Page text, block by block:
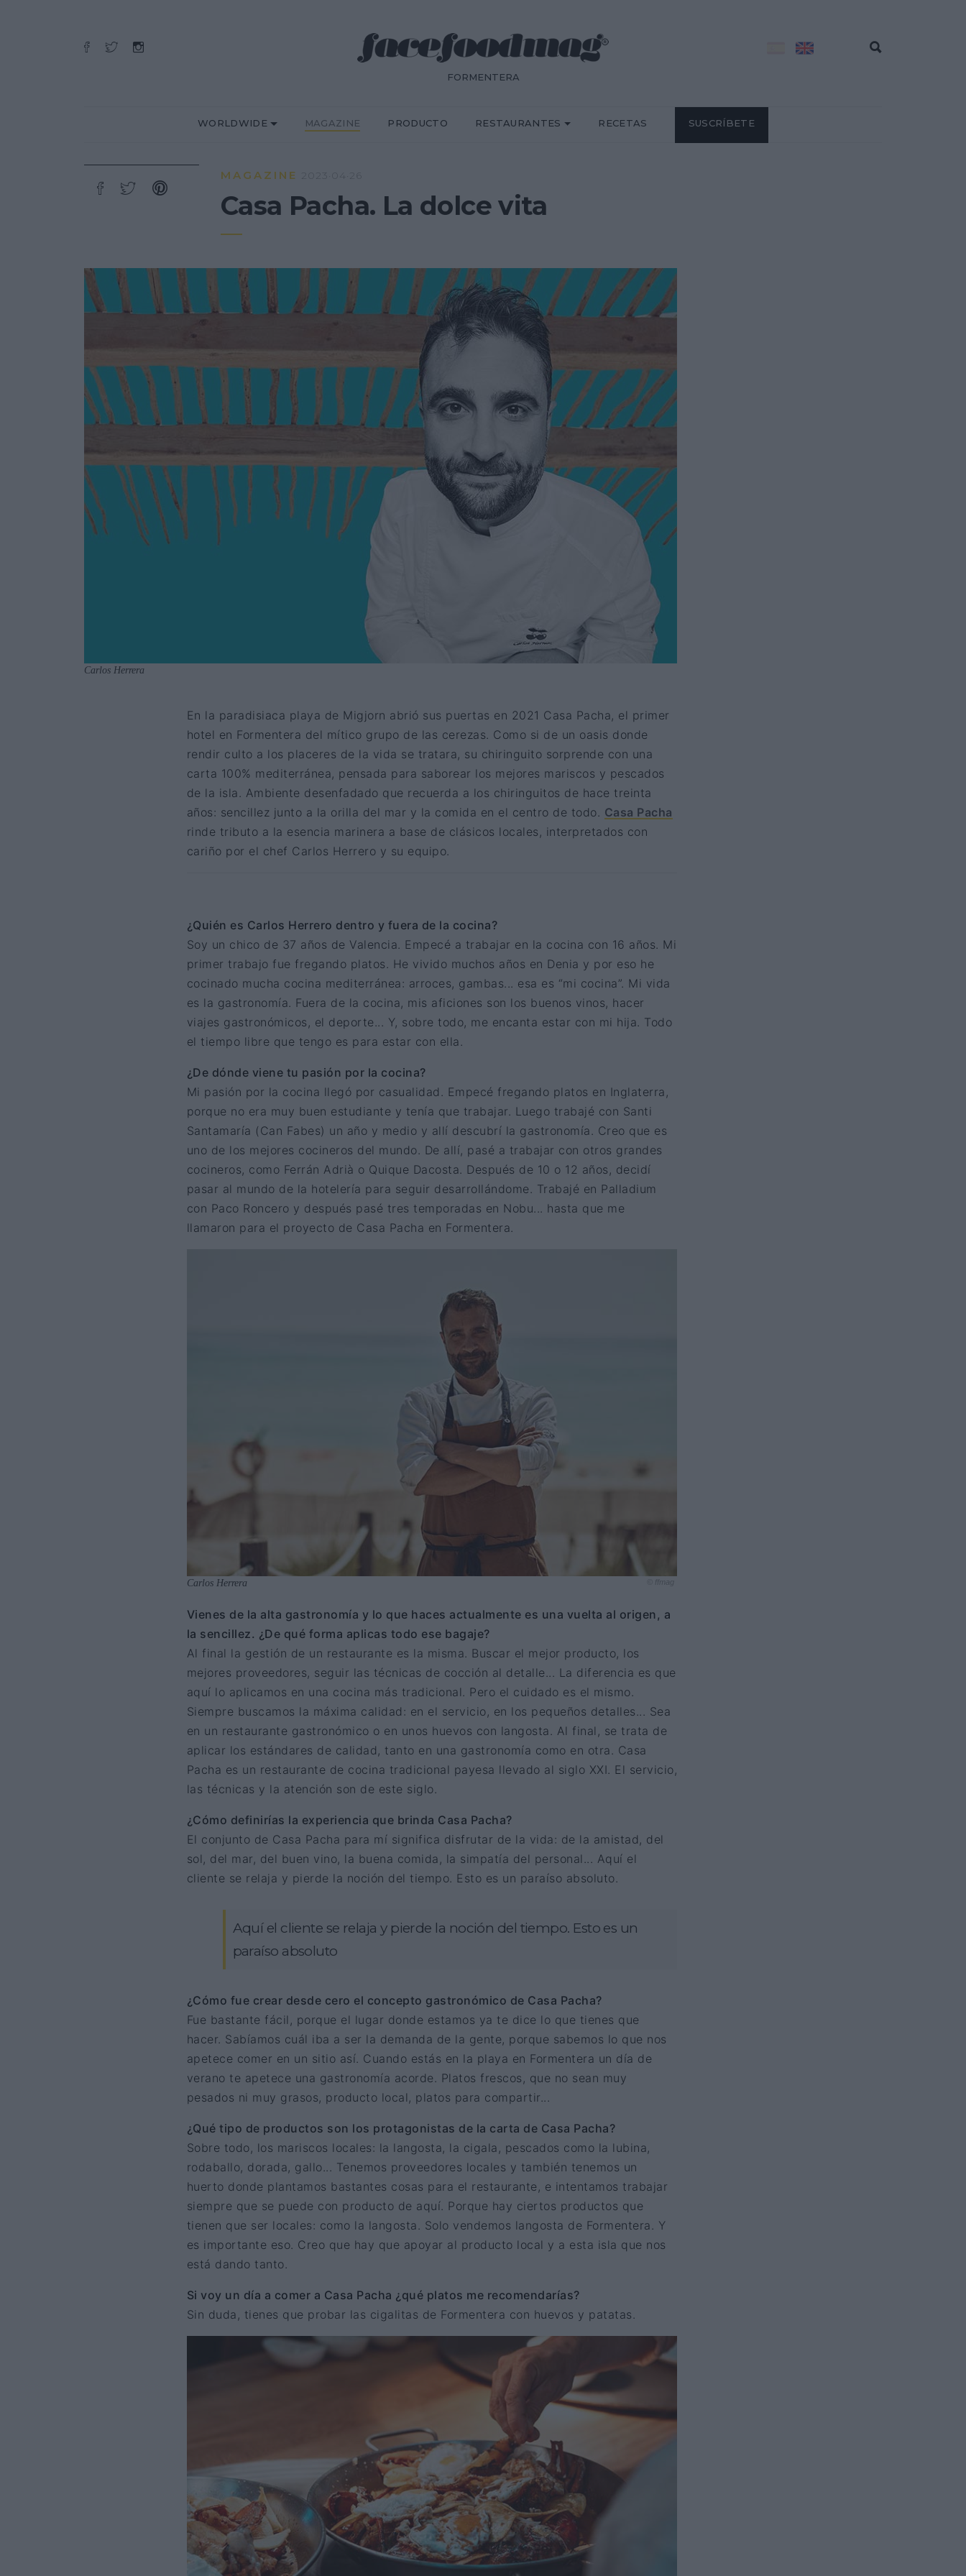
FORMENTERA
WORLDWIDE MAGAZINE PRODUCTO RESTAURANTES RECETAS SUSCRÍBETE
MAGAZINE 2023·04·26
Casa Pacha. La dolce vita
Carlos Herrera
En la paradisiaca playa de Migjorn abrió sus puertas en 2021 Casa Pacha, el primer
hotel en Formentera del mítico grupo de las cerezas. Como si de un oasis donde
rendir culto a los placeres de la vida se tratara, su chiringuito sorprende con una
carta 100% mediterránea, pensada para saborear los mejores mariscos y pescados
de la isla. Ambiente desenfadado que recuerda a los chiringuitos de hace treinta
años: sencillez junto a la orilla del mar y la comida en el centro de todo. Casa Pacha
rinde tributo a la esencia marinera a base de clásicos locales, interpretados con
cariño por el chef Carlos Herrero y su equipo.
¿Quién es Carlos Herrero dentro y fuera de la cocina?
Soy un chico de 37 años de Valencia. Empecé a trabajar en la cocina con 16 años. Mi
primer trabajo fue fregando platos. He vivido muchos años en Denia y por eso he
cocinado mucha cocina mediterránea: arroces, gambas... esa es “mi cocina”. Mi vida
es la gastronomía. Fuera de la cocina, mis aficiones son los buenos vinos, hacer
viajes gastronómicos, el deporte... Y, sobre todo, me encanta estar con mi hija. Todo
el tiempo libre que tengo es para estar con ella.
¿De dónde viene tu pasión por la cocina?
Mi pasión por la cocina llegó por casualidad. Empecé fregando platos en Inglaterra,
porque no era muy buen estudiante y tenía que trabajar. Luego trabajé con Santi
Santamaría (Can Fabes) un año y medio y allí descubrí la gastronomía. Creo que es
uno de los mejores cocineros del mundo. De allí, pasé a trabajar con otros grandes
cocineros, como Ferrán Adrià o Quique Dacosta. Después de 10 o 12 años, decidí
pasar al mundo de la hotelería para seguir desarrollándome. Trabajé en Palladium
con Paco Roncero y después pasé tres temporadas en Nobu... hasta que me
llamaron para el proyecto de Casa Pacha en Formentera.
Carlos Herrera © ffmag
Vienes de la alta gastronomía y lo que haces actualmente es una vuelta al origen, a
la sencillez. ¿De qué forma aplicas todo ese bagaje?
Al final la gestión de un restaurante es la misma. Buscar el mejor producto, los
mejores proveedores, seguir las técnicas de cocción al detalle... La diferencia es que
aquí lo aplicamos en una cocina más tradicional. Pero el cuidado es el mismo.
Siempre buscamos la máxima calidad: en el servicio, en los pequeños detalles... Sea
en un restaurante gastronómico o en unos huevos con langosta. Al final, se trata de
aplicar los estándares de calidad, tanto en una gastronomía como en otra. Casa
Pacha es un restaurante de cocina tradicional payesa llevado al siglo XXI. El servicio,
las técnicas y la atención son de este siglo.
¿Cómo definirías la experiencia que brinda Casa Pacha?
El conjunto de Casa Pacha para mí significa disfrutar de la vida: de la amistad, del
sol, del mar, del buen vino, la buena comida, la simpatía del personal... Aquí el
cliente se relaja y pierde la noción del tiempo. Esto es un paraíso absoluto.
Aquí el cliente se relaja y pierde la noción del tiempo. Esto es un
paraíso absoluto
¿Cómo fue crear desde cero el concepto gastronómico de Casa Pacha?
Fue bastante fácil, porque el lugar donde estamos ya te dice lo que tienes que
hacer. Sabíamos cuál iba a ser la demanda de la gente, porque sabemos lo que nos
apetece comer en un sitio así. Cuando estás en la playa en Formentera un día de
verano te apetece una gastronomía acorde. Platos frescos, que no sean muy
pesados ni muy grasos, producto local, platos para compartir...
¿Qué tipo de productos son los protagonistas de la carta de Casa Pacha?
Sobre todo, los mariscos locales: la langosta, la cigala, pescados como la lubina,
rodaballo, dorada, gallo... Tenemos proveedores locales y también tenemos un
huerto donde plantamos bastantes cosas para el restaurante, e intentamos trabajar
siempre que se puede con producto de aquí. Porque hay ciertos productos que
tienen que ser locales: como la langosta. Solo vendemos langosta de Formentera. Y
es importante eso. Creo que hay que apoyar al producto local y a esta isla que nos
está dando tanto.
Si voy un día a comer a Casa Pacha ¿qué platos me recomendarías?
Sin duda, tienes que probar las cigalitas de Formentera con huevos y patatas.